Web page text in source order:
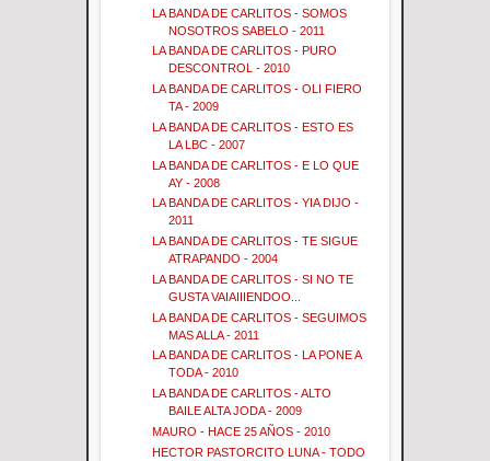
LA BANDA DE CARLITOS - SOMOS
NOSOTROS SABELO - 2011
LA BANDA DE CARLITOS - PURO
DESCONTROL - 2010
LA BANDA DE CARLITOS - OLI FIERO
TA - 2009
LA BANDA DE CARLITOS - ESTO ES
LA LBC - 2007
LA BANDA DE CARLITOS - E LO QUE
AY - 2008
LA BANDA DE CARLITOS - YIA DIJO -
2011
LA BANDA DE CARLITOS - TE SIGUE
ATRAPANDO - 2004
LA BANDA DE CARLITOS - SI NO TE
GUSTA VAIAIIIENDOO...
LA BANDA DE CARLITOS - SEGUIMOS
MAS ALLA - 2011
LA BANDA DE CARLITOS - LA PONE A
TODA - 2010
LA BANDA DE CARLITOS - ALTO
BAILE ALTA JODA - 2009
MAURO - HACE 25 AÑOS - 2010
HECTOR PASTORCITO LUNA - TODO